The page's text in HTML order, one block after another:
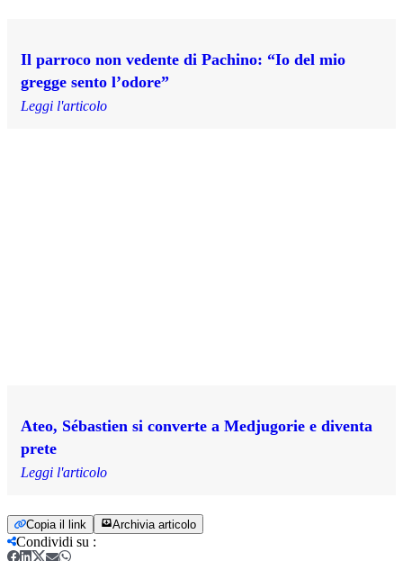
Il parroco non vedente di Pachino: “Io del mio
gregge sento l’odore”
Leggi l'articolo
Ateo, Sébastien si converte a Medjugorie e diventa
prete
Leggi l'articolo
Copia il link Archivia articolo
Condividi su :